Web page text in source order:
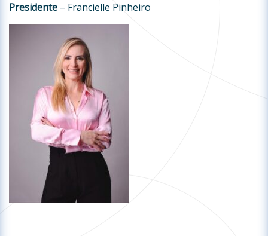
Presidente – Francielle Pinheiro